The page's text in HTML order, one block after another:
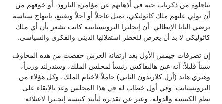
تناقلوه من ذكريات حية في أذهانهم عن مؤامرة البارود، أو خوفهم من
أن يولي عليهم ملك كاثوليكي، يميل عاجلاً أو آجلاً ويقتنع، بانتهاج سياسة
ترضي البابا الإيطالي. أن إنجلترا البروتستانتية كانت تشعر بأن أي ملك
كاثوليكي لا بد أن يعرض للخطر استقلالها الديني والفكري والسياسي.
إن تصرفات جيمس الأول بعد ارتقائه العرش خفضت من هذه المخاوف
شيئاً قليلاً: أنه عين هاليفاكس رئيساً لمجلس الملك، وسندرلند وزيراً،
وهنري هايد (أرل كلارندون الثاني) حاملاً لأختام الملك، وكل هؤلاء من
البروتستانت. وفي أول خطاب له في هذا المجلس وعد بالإبقاء على
نظم الكنيسة والدولة، وعبر عن تقديره لتأييد كنيسة إنجلترا لاعتلائه